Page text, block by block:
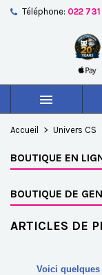
Téléphone: 022

Accueil Univers CS
BOUTIQUE EN
BOUTIQUE DE
ARTICLES DE
Voici
Créer une
Nom de la
Vous devez
votre liste